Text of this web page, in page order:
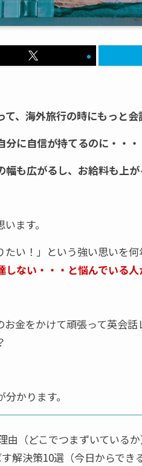
、海外旅行の時にもっと会
に自信が持てるのに・・・
も広がるし、お給料も上が
ます。
い！」という強い思いを何
ない・・・と悩んでいる人
金をかけて頑張って英会
かります。
（どこでつまずいているか
解決策10選（今日からでき